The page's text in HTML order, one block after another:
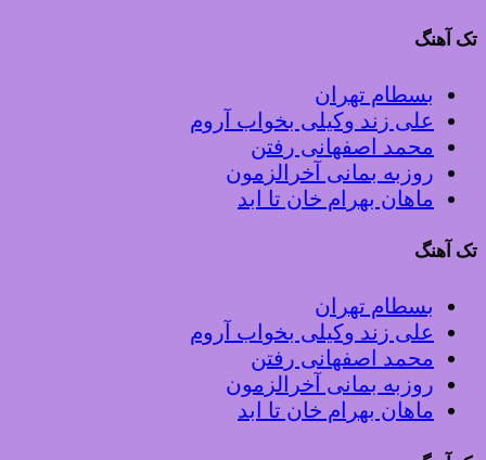
تک آهنگ
بسطام تهران
علی زند وکیلی بخواب آروم
محمد اصفهانی رفتن
روزبه بمانی آخرالزمون
ماهان بهرام خان تا ابد
تک آهنگ
بسطام تهران
علی زند وکیلی بخواب آروم
محمد اصفهانی رفتن
روزبه بمانی آخرالزمون
ماهان بهرام خان تا ابد